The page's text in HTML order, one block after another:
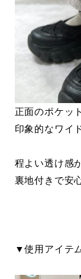
正面のポケッ
印象的なワイ
程よい透け感
裏地付きで安
▼使用アイテ